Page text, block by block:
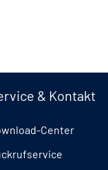
& Kontakt
Center